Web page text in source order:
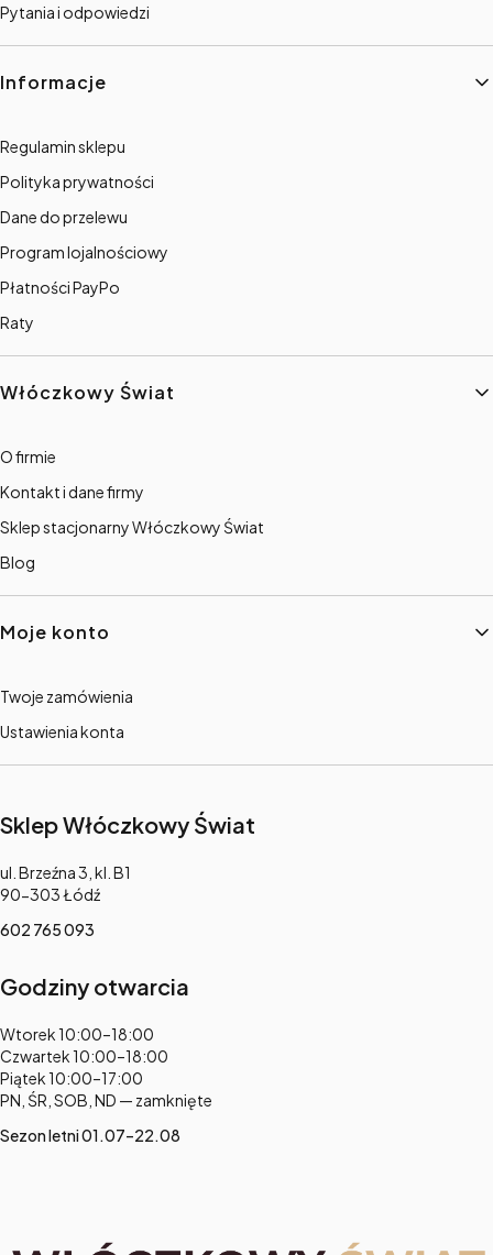
Pytania i odpowiedzi
Informacje
Regulamin sklepu
Polityka prywatności
Dane do przelewu
Program lojalnościowy
Płatności PayPo
Raty
Włóczkowy Świat
O firmie
Kontakt i dane firmy
Sklep stacjonarny Włóczkowy Świat
Blog
Moje konto
Twoje zamówienia
Ustawienia konta
Sklep Włóczkowy Świat
Adres:
ul. Brzeźna 3, kl. B1
90-303 Łódź
602 765 093
Godziny otwarcia
Adres:
Wtorek 10:00–18:00
Czwartek 10:00–18:00
Piątek 10:00–17:00
PN, ŚR, SOB, ND — zamknięte
Sezon letni 01.07–22.08